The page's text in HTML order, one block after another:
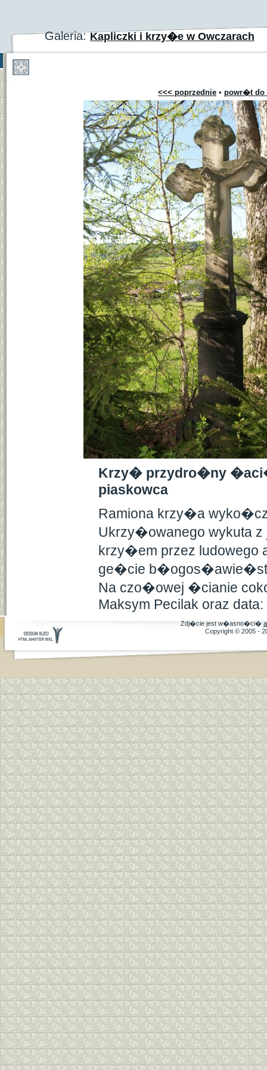
Galeria:Kapliczki i krzy�e w Owczarach
<<< poprzednie • powr�t do
Krzy� przydro�ny
piaskowca
Ramiona krzy�a
Ukrzy�owanego wykuta z
krzy�em przez
ge�cie
Na czo�owej �cianie
Maksym Pecilak oraz data:
Zdj�cie jest w�asno�ci�
Copyright © 2005 -